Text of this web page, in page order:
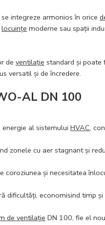
integreze armonios în orice
locuințe moderne sau spații
de ventilație standard și
versatil și de încredere.
AL DN 100
al sistemului HVAC,
zonele cu aer stagnant și
coroziunea și necesitatea
dificultăți, economisind timp și
de ventilație DN 100, fie el